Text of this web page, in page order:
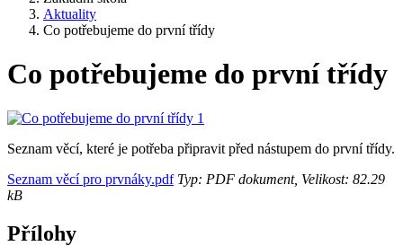
Aktuality
Co potřebujeme do první třídy
Co potřebujeme do první třídy
Seznam věcí, které je potřeba připravit před nástupem do první třídy.
Seznam věcí pro prvnáky.pdfTyp: PDF dokument, Velikost: 82.29
kB
Přílohy